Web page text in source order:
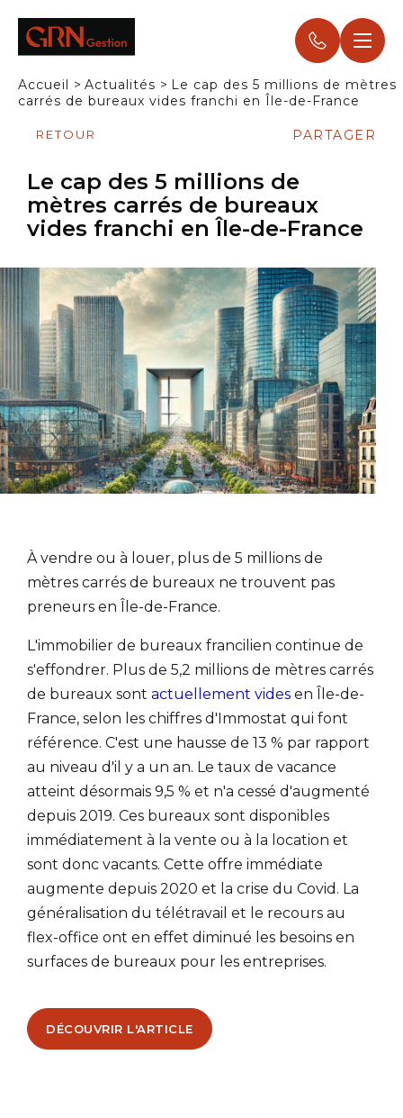
Accueil > Actualités > Le cap des 5 millions de mètres
carrés de bureaux vides franchi en Île-de-France
RETOUR PARTAGER
Le cap des 5 millions de
mètres carrés de bureaux
vides franchi en Île-de-France
À vendre ou à louer, plus de 5 millions de
mètres carrés de bureaux ne trouvent pas
preneurs en Île-de-France.
L'immobilier de bureaux francilien continue de
s'effondrer. Plus de 5,2 millions de mètres carrés
de bureaux sont actuellement vides en Île-de-
France, selon les chiffres d'Immostat qui font
référence. C'est une hausse de 13 % par rapport
au niveau d'il y a un an. Le taux de vacance
atteint désormais 9,5 % et n'a cessé d'augmenté
depuis 2019. Ces bureaux sont disponibles
immédiatement à la vente ou à la location et
sont donc vacants. Cette offre immédiate
augmente depuis 2020 et la crise du Covid. La
généralisation du télétravail et le recours au
flex-office ont en effet diminué les besoins en
surfaces de bureaux pour les entreprises.
DÉCOUVRIR L'ARTICLE